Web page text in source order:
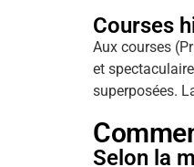
Courses
Aux courses
et
superposées.
Selon la